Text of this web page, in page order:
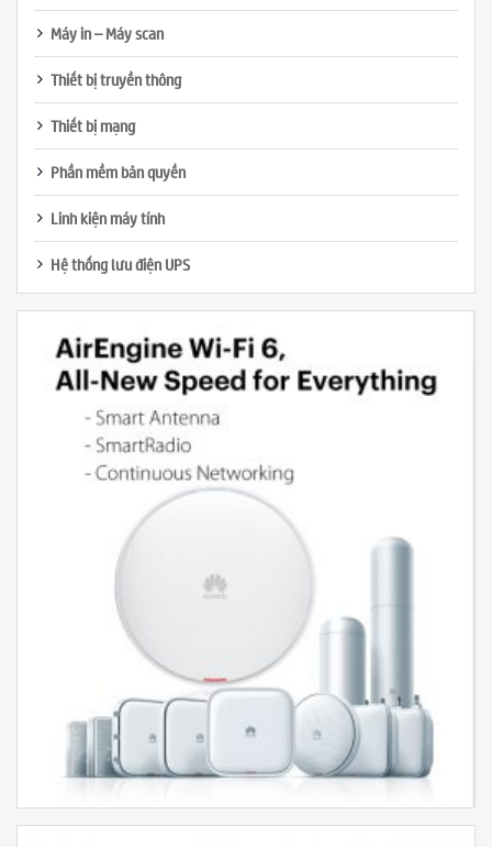
Máy in – Máy scan
Thiết bị truyền thông
Thiết bị mạng
Phần mềm bản quyền
Linh kiện máy tính
Hệ thống lưu điện UPS